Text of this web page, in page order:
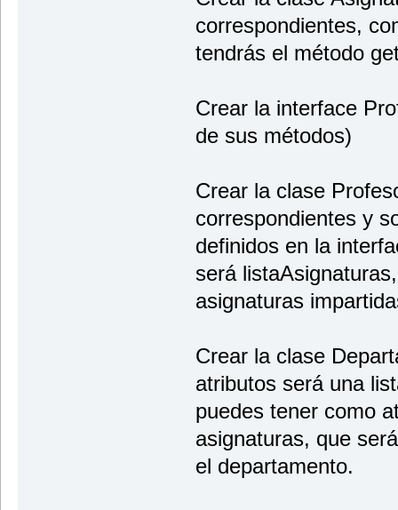
correspondientes,
tendrás el método
Crear la interface
de sus métodos)
Crear la clase
correspondientes y
definidos en la
será
asignaturas
Crear la clase
atributos será una
puedes tener como
asignaturas, que
el departamento.